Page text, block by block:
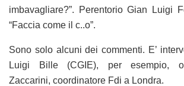
imbavagliare?”. Perentorio Gian Luigi
“Faccia come il c..o”.
Sono solo alcuni dei commenti. E’
Luigi Bille (CGIE), per esempio,
Zaccarini, coordinatore Fdi a Londra.